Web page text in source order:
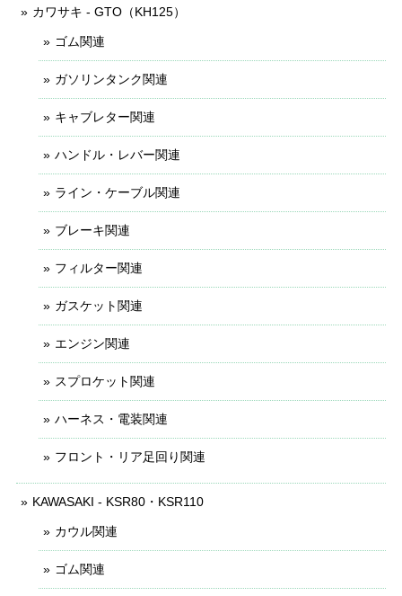
カワサキ - GTO（KH125）
ゴム関連
ガソリンタンク関連
キャブレター関連
ハンドル・レバー関連
ライン・ケーブル関連
ブレーキ関連
フィルター関連
ガスケット関連
エンジン関連
スプロケット関連
ハーネス・電装関連
フロント・リア足回り関連
KAWASAKI - KSR80・KSR110
カウル関連
ゴム関連